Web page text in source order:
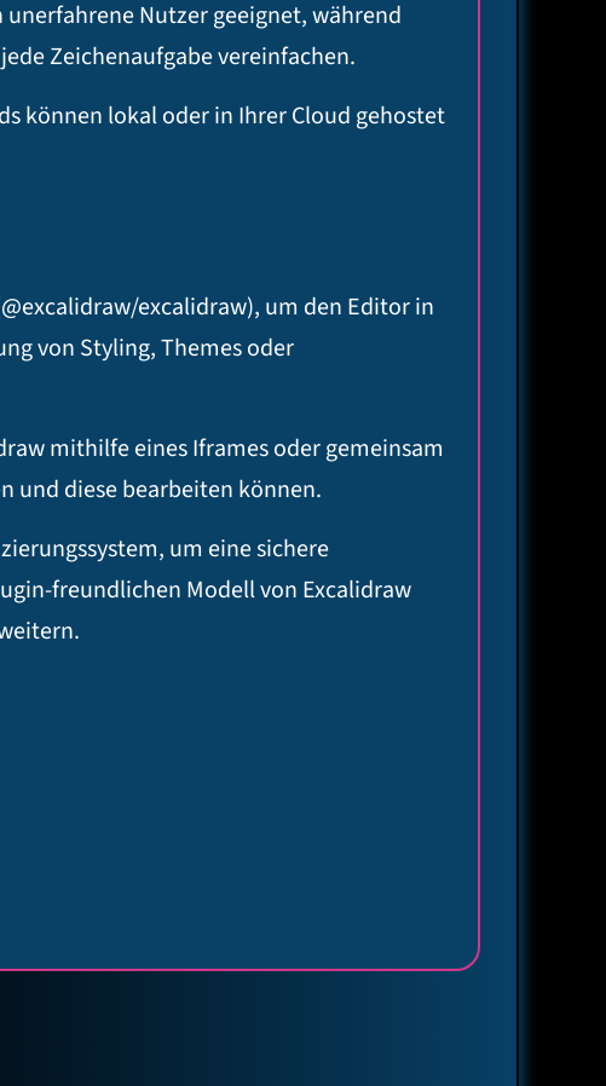
Nutzer geeignet, während
Zeichenaufgabe vereinfachen.
können lokal oder in Ihrer Cloud gehostet
excalidraw), um den Editor in
von Styling, Themes oder
mithilfe eines Iframes oder gemeinsam
und diese bearbeiten können.
um eine sichere
freundlichen Modell von Excalidraw